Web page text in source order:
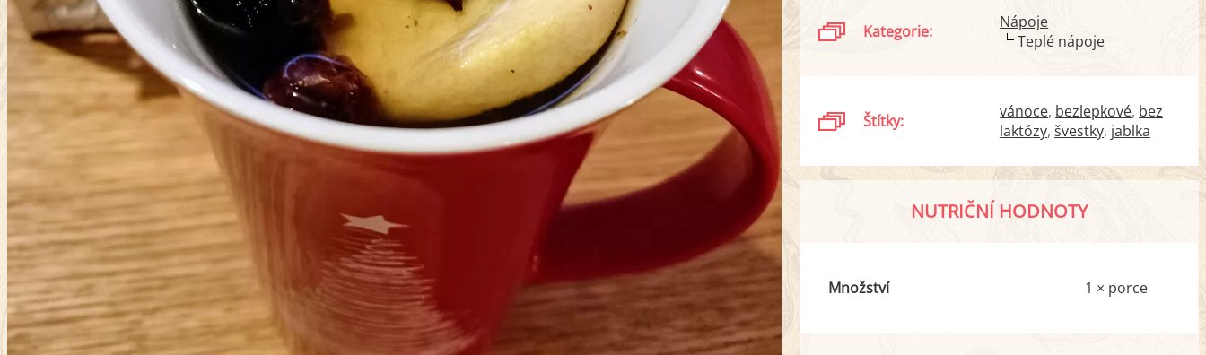
Kategorie:
Nápoje
Teplé nápoje
Štítky: vánoce bezlepkové bez
laktózy švestky jablka
NUTRIČNÍ HODNOTY
Množství 1 × porce